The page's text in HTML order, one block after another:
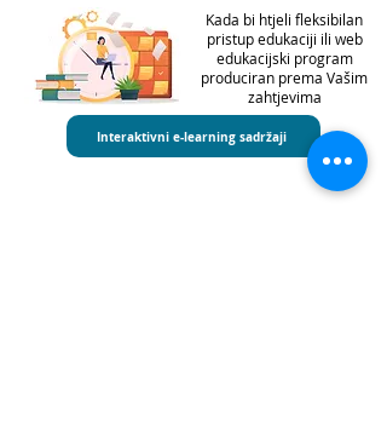
Kada bi htjeli fleksibilan
pristup edukaciji ili web
edukacijski program
produciran prema Vašim
zahtjevima
Interaktivni e-learning sadržaji